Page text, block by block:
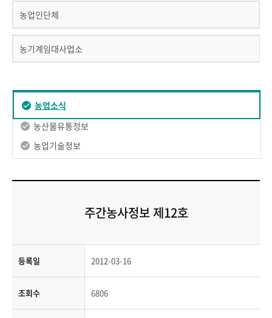
농업인단체
농기계임대사업소
농업소식
농산물유통정보
농업기술정보
주간농사정보 제12호
등록일 2012-03-16
조회수 6806